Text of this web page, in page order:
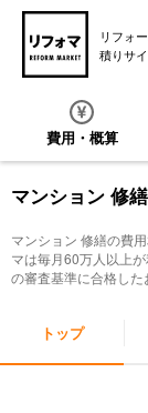
リフォ
積りサ
費用・概算
マンション 修繕
マンション 修繕の費
マは毎月60万人以上
の審査基準に合格した
トップ